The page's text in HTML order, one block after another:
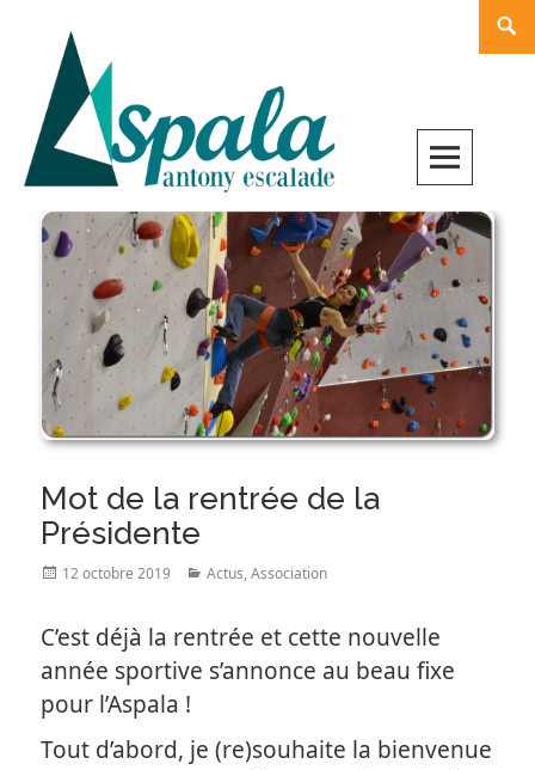
content
Mot de la rentrée de la
Présidente
Posted
12 octobre 2019 Categories
Actus,Association
C’est déjà la rentrée et cette nouvelle
année sportive s’annonce au beau fixe
pour l’Aspala !
Tout d’abord, je (re)souhaite la bienvenue